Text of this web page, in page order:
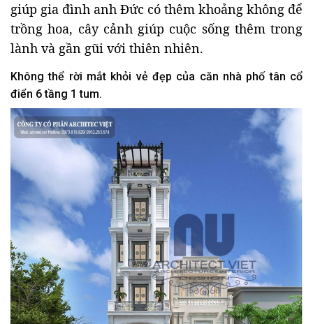
giúp gia đình anh Đức có thêm khoảng không để
trồng hoa, cây cảnh giúp cuộc sống thêm trong
lành và gần gũi với thiên nhiên.
Không thể rời mắt khỏi vẻ đẹp của căn nhà phố tân cổ
điển 6 tầng 1 tum.